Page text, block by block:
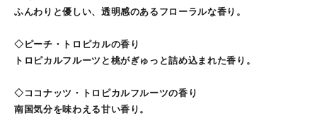
ふんわりと優しい、透明感のあるフローラルな香り。
◇ピーチ・トロピカルの香り
トロピカルフルーツと桃がぎゅっと詰め込まれた香り。
◇ココナッツ・トロピカルフルーツの香り
南国気分を味わえる甘い香り。